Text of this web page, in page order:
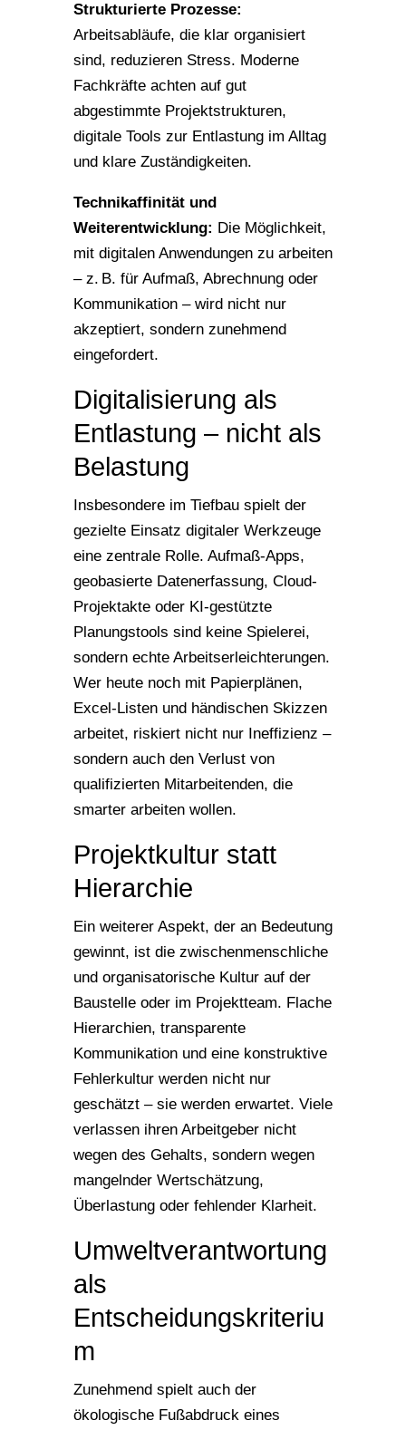
Strukturierte Prozesse:
Arbeitsabläufe, die klar organisiert
sind, reduzieren Stress. Moderne
Fachkräfte achten auf gut
abgestimmte Projektstrukturen,
digitale Tools zur Entlastung im Alltag
und klare Zuständigkeiten.
Technikaffinität und
Weiterentwicklung: Die Möglichkeit,
mit digitalen Anwendungen zu arbeiten
– z. B. für Aufmaß, Abrechnung oder
Kommunikation – wird nicht nur
akzeptiert, sondern zunehmend
eingefordert.
Digitalisierung als
Entlastung – nicht als
Belastung
Insbesondere im Tiefbau spielt der
gezielte Einsatz digitaler Werkzeuge
eine zentrale Rolle. Aufmaß-Apps,
geobasierte Datenerfassung, Cloud-
Projektakte oder KI-gestützte
Planungstools sind keine Spielerei,
sondern echte Arbeitserleichterungen.
Wer heute noch mit Papierplänen,
Excel-Listen und händischen Skizzen
arbeitet, riskiert nicht nur Ineffizienz –
sondern auch den Verlust von
qualifizierten Mitarbeitenden, die
smarter arbeiten wollen.
Projektkultur statt
Hierarchie
Ein weiterer Aspekt, der an Bedeutung
gewinnt, ist die zwischenmenschliche
und organisatorische Kultur auf der
Baustelle oder im Projektteam. Flache
Hierarchien, transparente
Kommunikation und eine konstruktive
Fehlerkultur werden nicht nur
geschätzt – sie werden erwartet. Viele
verlassen ihren Arbeitgeber nicht
wegen des Gehalts, sondern wegen
mangelnder Wertschätzung,
Überlastung oder fehlender Klarheit.
Umweltverantwortung
als
Entscheidungskriteriu
m
Zunehmend spielt auch der
ökologische Fußabdruck eines